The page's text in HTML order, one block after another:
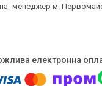
менеджер м.